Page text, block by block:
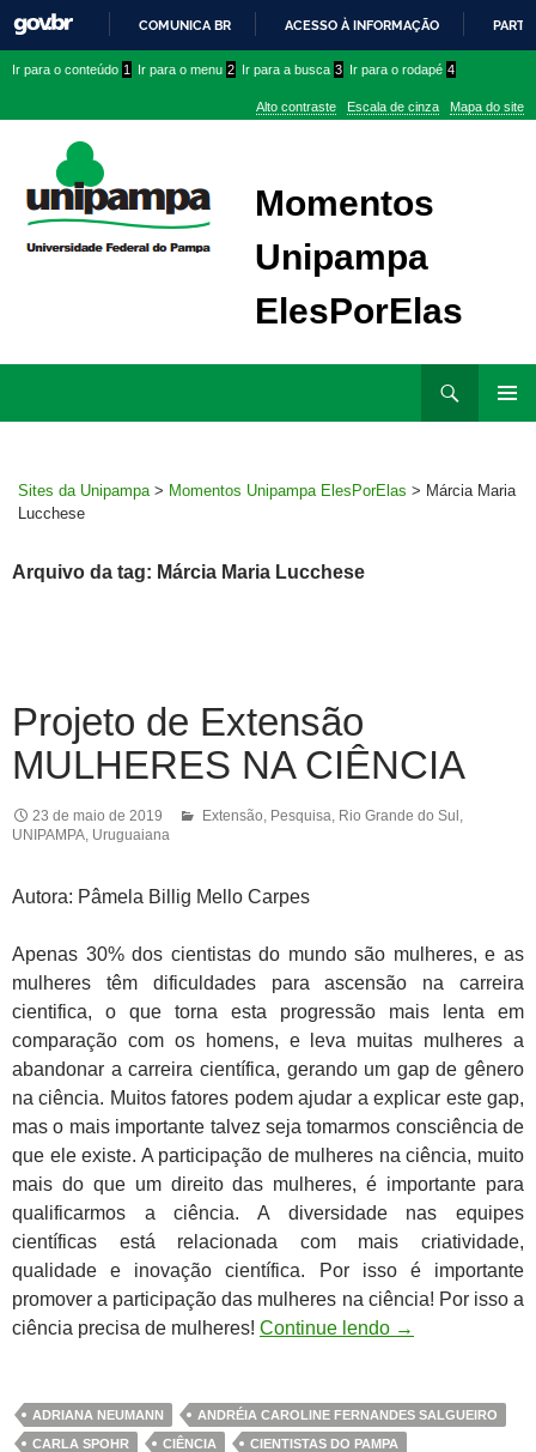
PARA
CONTEÚDO
COMUNICA BR ACESSO À INFORMAÇÃO
conteúdo
menu
superior
menu
Ir para o conteúdo 1 Ir para o menu 2 Ir para a busca 3 Ir para o rodapé 4
Alto contraste Escala de cinza Mapa do site
Momentos
Unipampa
ElesPorElas
Sites da Unipampa > Momentos Unipampa ElesPorElas > Márcia Maria
Lucchese
Arquivo da tag: Márcia Maria Lucchese
Projeto de Extensão
MULHERES NA CIÊNCIA
23 de maio de 2019 Extensão Pesquisa Rio Grande do Sul
UNIPAMPA Uruguaiana
Autora: Pâmela Billig Mello Carpes
Apenas 30% dos cientistas do mundo são mulheres, e as
mulheres têm dificuldades para ascensão na carreira
cientifica, o que torna esta progressão mais lenta em
comparação com os homens, e leva muitas mulheres a
abandonar a carreira científica, gerando um gap de gênero
na ciência. Muitos fatores podem ajudar a explicar este gap,
mas o mais importante talvez seja tomarmos consciência de
que ele existe. A participação de mulheres na ciência, muito
mais do que um direito das mulheres, é importante para
qualificarmos a ciência. A diversidade nas equipes
científicas está relacionada com mais criatividade,
qualidade e inovação científica. Por isso é importante
promover a participação das mulheres na ciência! Por isso a
ciência precisa de mulheres! Continue lendo →
ADRIANA NEUMANN
ANDRÉIA CAROLINE FERNANDES SALGUEIRO
CARLA SPOHR
CIÊNCIA
CIENTISTAS DO PAMPA